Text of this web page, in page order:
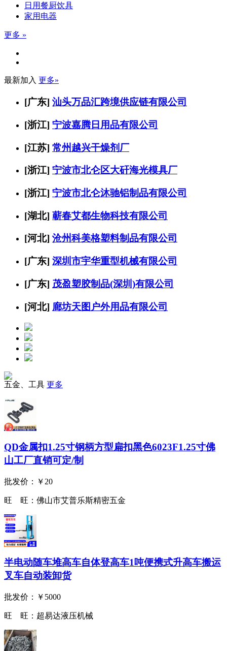
日用餐厨饮具
家用电器
更多 »
最新加入 更多»
[广东] 汕头万品汇跨境供应链有限公司
[浙江] 宁波嘉腾日用品有限公司
[江苏] 常州越兴干燥剂厂
[浙江] 宁波市北仑区大矸海光模具厂
[浙江] 宁波市北仑沐驰铝制品有限公司
[湖北] 蕲春艾都生物科技有限公司
[河北] 沧州科美格塑料制品有限公司
[广东] 深圳市宇华重型机械有限公司
[广东] 茂盈塑胶制品(深圳)有限公司
[河北] 廊坊天图户外用品有限公司
五金、工具 更多
QD金属扣1.25寸钢柄方型扁扣黑色6023F1.25寸佛
山工厂直销可定/制
批发价： ￥20
旺 旺： 佛山市艾普乐斯精密五金
半电动随车堆高车自体登高车1吨便携式升高车搬运
叉车自动装卸货
批发价： ￥5000
旺 旺： 超易达液压机械